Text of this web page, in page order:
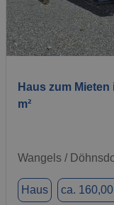
Haus zum
m²
Wangels /
Haus ca. 160,00